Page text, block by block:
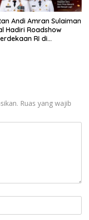
Andi Amran Sulaiman
Hadiri Roadshow
RI di
Ruas yang wajib